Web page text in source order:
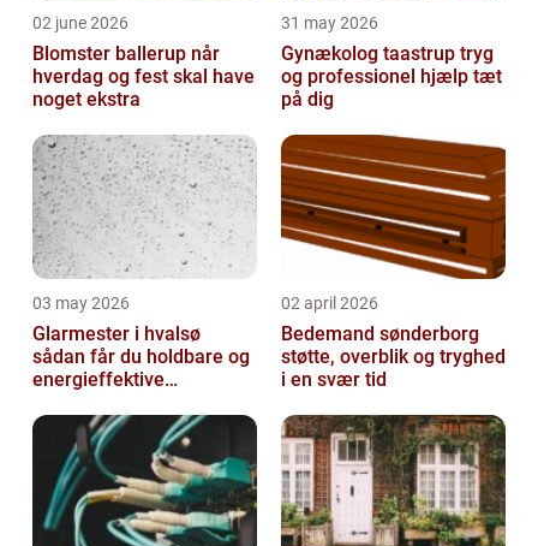
02 june 2026
Blomster ballerup når
hverdag og fest skal have
noget ekstra
31 may 2026
Gynækolog taastrup tryg
og professionel hjælp tæt
på dig
03 may 2026
Glarmester i hvalsø
sådan får du holdbare og
energieffektive
02 april 2026
Bedemand sønderborg
støtte, overblik og tryghed
i en svær tid